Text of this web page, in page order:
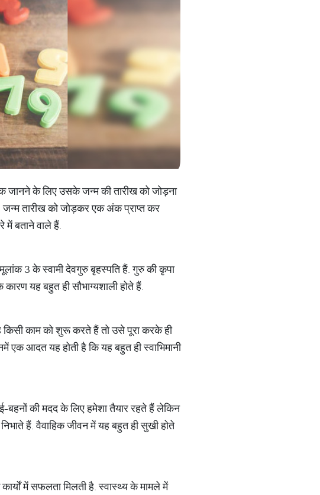
जानने के लिए उसके जन्म की तारीख को जोड़ना
जन्म तारीख को जोड़कर एक अंक प्राप्त कर
बताने वाले हैं.
3 के स्वामी देवगुरु बृहस्पति हैं. गुरु की कृपा
यह बहुत ही सौभाग्यशाली होते हैं.
किसी काम को शुरू करते हैं तो उसे पूरा करके ही
एक आदत यह होती है कि यह बहुत ही स्वाभिमानी
बहनों की मदद के लिए हमेशा तैयार रहते हैंं लेकिन
हैं. वैवाहिक जीवन में यह बहुत ही सुखी होते
में सफलता मिलती है. स्वास्थ्य के मामले में